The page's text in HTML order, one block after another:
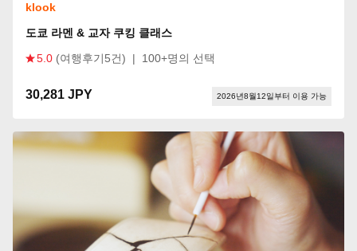
klook
도쿄 라멘 & 교자 쿠킹 클래스
5.0 (여행후기5건) | 100+명의 선택
30,281 JPY 2026년8월12일부터 이용 가능